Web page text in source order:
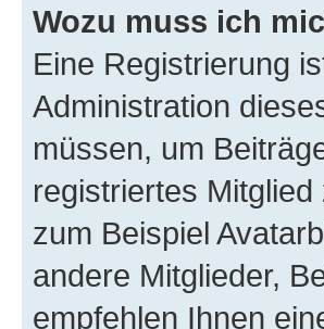
Wozu muss ich
Eine Registrierung
Administration
müssen, um
registriertes
zum Beispiel
andere Mitglieder,
empfehlen Ihnen